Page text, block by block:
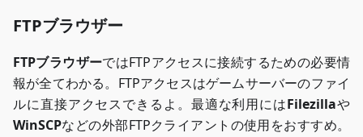
FTPブラウザー
FTPブラウザーではFTPアクセスに接続するための必要情
報が全てわかる。FTPアクセスはゲームサーバーのファイ
ルに直接アクセスできるよ。最適な利用にはFilezillaや
WinSCPなどの外部FTPクライアントの使用をおすすめ。